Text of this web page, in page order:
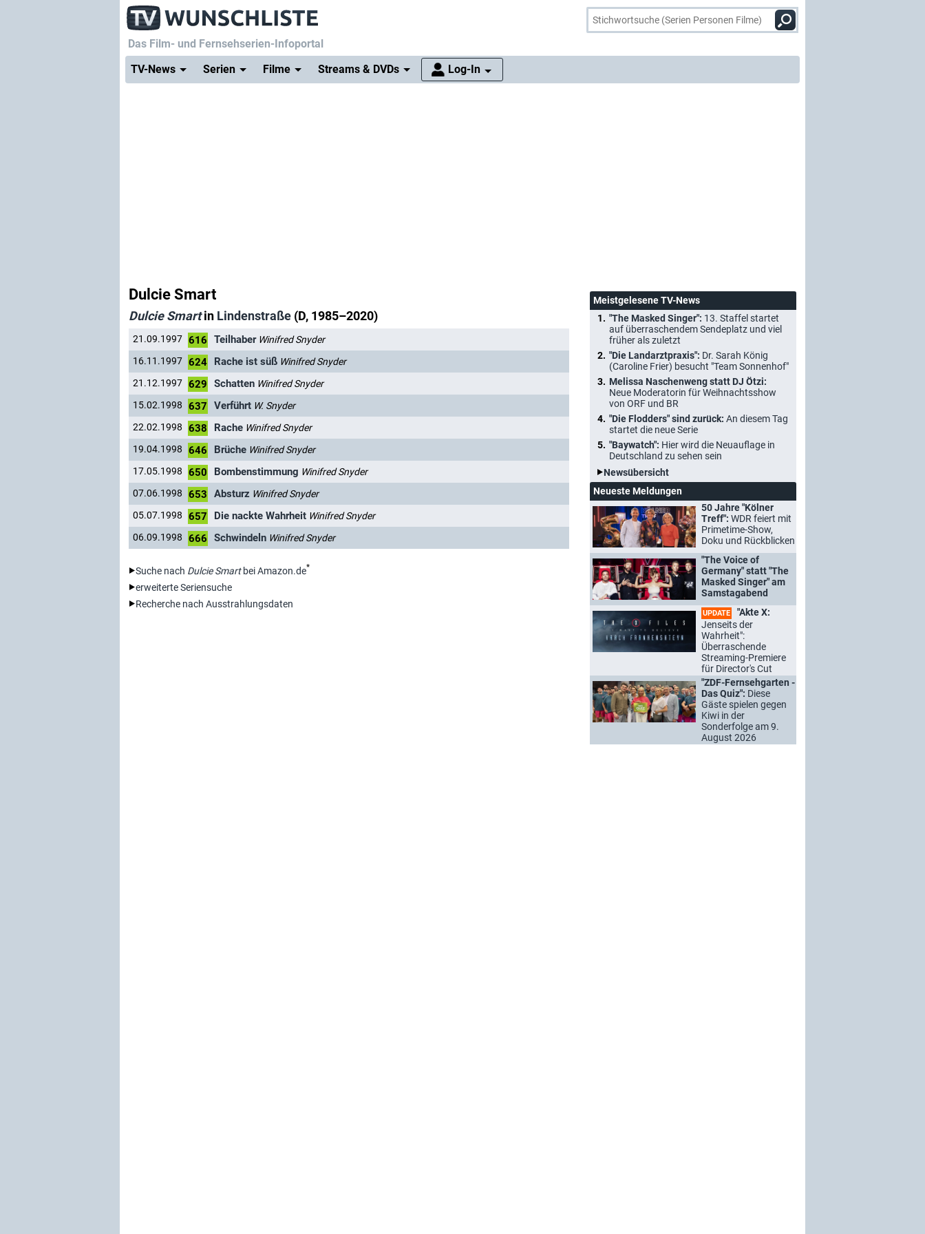
Das Film- und Fernsehserien-Infoportal
TV-News
Serien Filme Streams & DVDs Log-In
Dulcie Smart
Dulcie Smartin Lindenstraße (D, 1985–2020)
21.09.1997 616 Teilhaber Winifred Snyder
16.11.1997 624 Rache ist süß Winifred Snyder
21.12.1997 629 Schatten Winifred Snyder
15.02.1998
637 Verführt W. Snyder
22.02.1998
638 Rache Winifred Snyder
19.04.1998
646 Brüche Winifred Snyder
17.05.1998
650 Bombenstimmung Winifred Snyder
07.06.1998
653 Absturz Winifred Snyder
05.07.1998
657 Die nackte Wahrheit Winifred Snyder
06.09.1998
666 Schwindeln Winifred Snyder
Suche nach Dulcie Smartbei Amazon.de*
erweiterte Seriensuche
Recherche nach Ausstrahlungsdaten
Meistgelesene TV-News
"The Masked Singer": 13. Staffel startet
auf überraschendem Sendeplatz und viel
früher als zuletzt
"Die Landarztpraxis": Dr. Sarah König
(Caroline Frier) besucht "Team Sonnenhof"
Melissa Naschenweng statt DJ Ötzi:
Neue Moderatorin für Weihnachtsshow
von ORF und BR
"Die Flodders" sind zurück: An diesem Tag
startet die neue Serie
"Baywatch": Hier wird die Neuauflage in
Deutschland zu sehen sein
Newsübersicht
Neueste Meldungen
50 Jahre "Kölner
Treff": WDR feiert mit
Primetime-Show,
Doku und Rückblicken
"The Voice of
Germany" statt "The
Masked Singer" am
Samstagabend
UPDATE
"Akte X:
Jenseits der
Wahrheit":
Überraschende
Streaming-Premiere
für Director's Cut
"ZDF-Fernsehgarten -
Das Quiz": Diese
Gäste spielen gegen
Kiwi in der
Sonderfolge am 9.
August 2026